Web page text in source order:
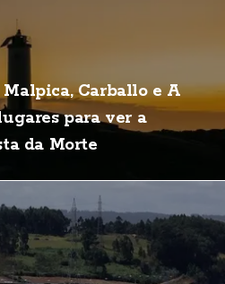
Malpica, Carballo e A
para ver a
da Morte